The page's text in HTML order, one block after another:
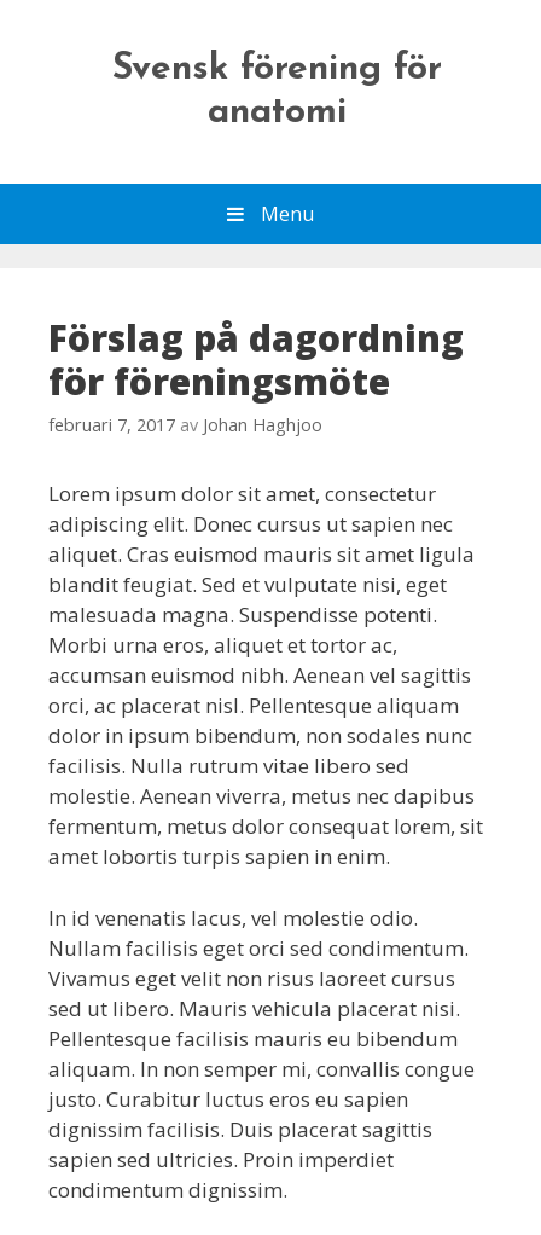
Svensk förening för
anatomi
Menu
Förslag på dagordning
för föreningsmöte
februari 7, 2017 av Johan Haghjoo
Lorem ipsum dolor sit amet, consectetur
adipiscing elit. Donec cursus ut sapien nec
aliquet. Cras euismod mauris sit amet ligula
blandit feugiat. Sed et vulputate nisi, eget
malesuada magna. Suspendisse potenti.
Morbi urna eros, aliquet et tortor ac,
accumsan euismod nibh. Aenean vel sagittis
orci, ac placerat nisl. Pellentesque aliquam
dolor in ipsum bibendum, non sodales nunc
facilisis. Nulla rutrum vitae libero sed
molestie. Aenean viverra, metus nec dapibus
fermentum, metus dolor consequat lorem, sit
amet lobortis turpis sapien in enim.
In id venenatis lacus, vel molestie odio.
Nullam facilisis eget orci sed condimentum.
Vivamus eget velit non risus laoreet cursus
sed ut libero. Mauris vehicula placerat nisi.
Pellentesque facilisis mauris eu bibendum
aliquam. In non semper mi, convallis congue
justo. Curabitur luctus eros eu sapien
dignissim facilisis. Duis placerat sagittis
sapien sed ultricies. Proin imperdiet
condimentum dignissim.